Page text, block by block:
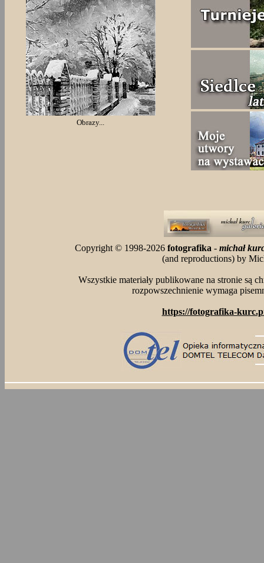
Obrazy...
Copyright © 1998-2026 fotografika - michał
(and reproductions) by
Wszystkie materiały publikowane na stronie są
rozpowszechnienie wymaga
https://fotografika-